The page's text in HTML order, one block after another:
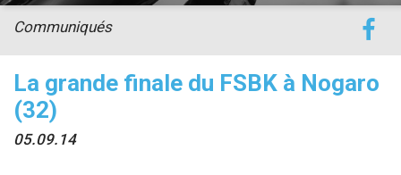
La grande finale du FSBK à Nogaro
(32)
05.09.14
Communiqués